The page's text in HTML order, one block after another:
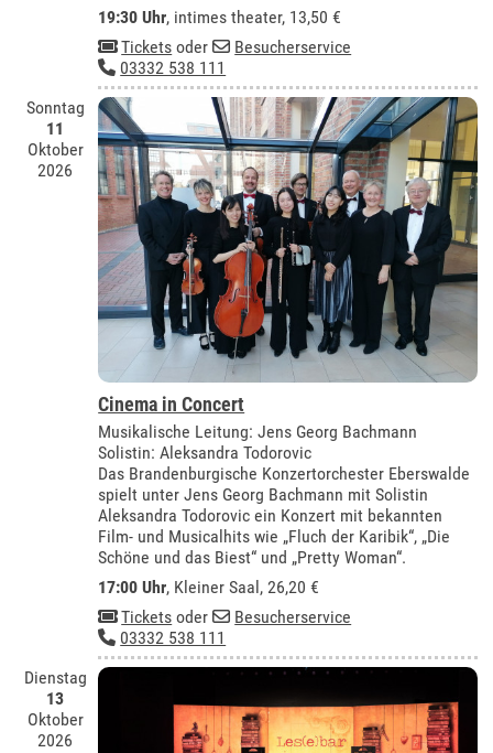
19:30 Uhr, intimes theater, 13,50 €
Tickets oder
Besucherservice
03332 538 111
Sonntag
11
Oktober
2026
Cinema in Concert
Musikalische Leitung: Jens Georg Bachmann
Solistin: Aleksandra Todorovic
Das Brandenburgische Konzertorchester Eberswalde
spielt unter Jens Georg Bachmann mit Solistin
Aleksandra Todorovic ein Konzert mit bekannten
Film- und Musicalhits wie „Fluch der Karibik“, „Die
Schöne und das Biest“ und „Pretty Woman“.
17:00 Uhr, Kleiner Saal, 26,20 €
Tickets oder
Besucherservice
03332 538 111
Dienstag
13
Oktober
2026